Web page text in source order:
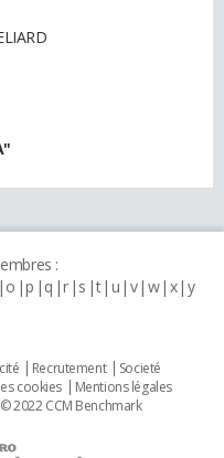
:
o p q r s t u v w x y
Recrutement
Societé
cookies
Mentions légales
© 2022 CCM Benchmark